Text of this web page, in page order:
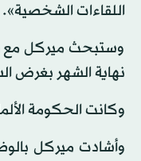
اللقاءات الشخصية».
وستبحث ميركل مع
نهاية الشهر بغرض
وكانت الحكومة
وأشادت ميركل